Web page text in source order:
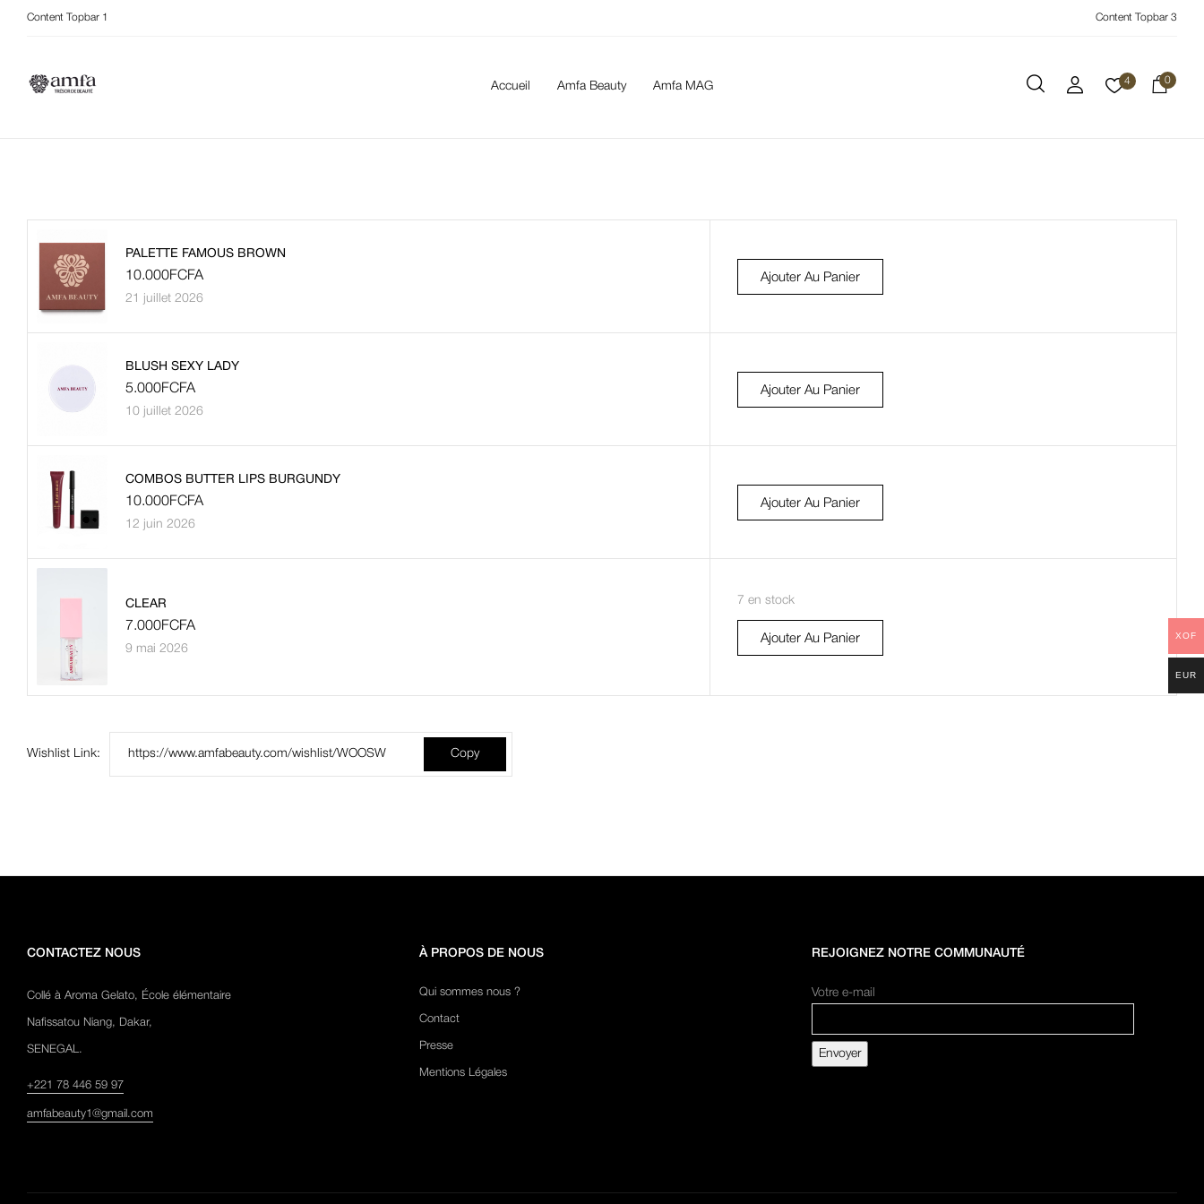
Content Topbar 1 Content Topbar 3
Accueil Amfa Beauty Amfa MAG 4 0
PALETTE FAMOUS BROWN
10.000FCFA
21 juillet 2026
Ajouter Au Panier
BLUSH SEXY LADY
5.000FCFA
10 juillet 2026
Ajouter Au Panier
COMBOS BUTTER LIPS BURGUNDY
10.000FCFA
12 juin 2026
Ajouter Au Panier
CLEAR
7.000FCFA
9 mai 2026
7 en stock
Ajouter Au Panier
Wishlist Link: Copy
CONTACTEZ NOUS
Collé à Aroma Gelato, École élémentaire
Nafissatou Niang, Dakar,
SENEGAL.
+221 78 446 59 97
amfabeauty1@gmail.com
À PROPOS DE NOUS
Qui sommes nous ?
Contact
Presse
Mentions Légales
REJOIGNEZ NOTRE COMMUNAUTÉ
Votre e-mail
XOF
EUR